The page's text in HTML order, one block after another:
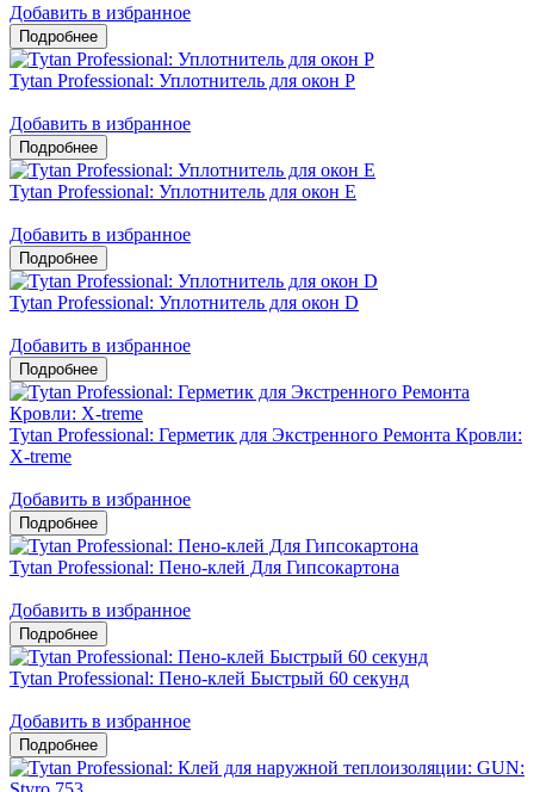
Добавить в избранное
Tytan Professional: Уплотнитель для окон P
Добавить в избранное
Tytan Professional: Уплотнитель для окон E
Добавить в избранное
Tytan Professional: Уплотнитель для окон D
Добавить в избранное
Tytan Professional: Герметик для Экстренного Ремонта Кровли:
X-treme
Добавить в избранное
Tytan Professional: Пено-клей Для Гипсокартона
Добавить в избранное
Tytan Professional: Пено-клей Быстрый 60 секунд
Добавить в избранное